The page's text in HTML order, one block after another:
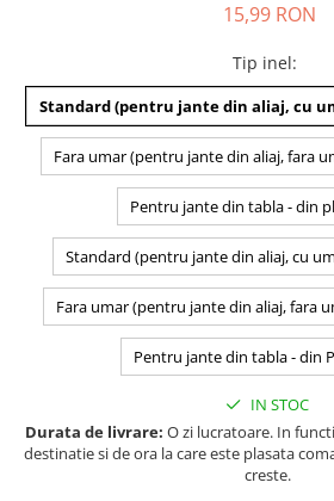
15,99 RON
Tip inel:
Standard (pentru jante din aliaj, cu
Fara umar (pentru jante din aliaj, fara
Pentru jante din tabla - din
Standard (pentru jante din aliaj, cu
Fara umar (pentru jante din aliaj, fara
Pentru jante din tabla - din
IN STOC
Durata de livrare: O zi lucratoare. In
destinatie si de ora la care este plasata
creste.